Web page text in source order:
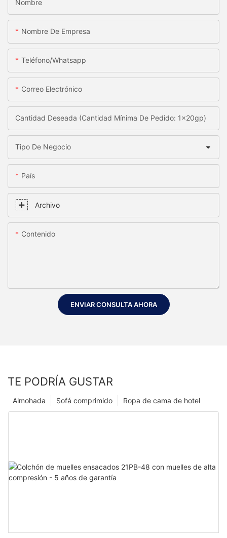
Nombre
Nombre De Empresa
Teléfono/whatsapp
Correo Electrónico
Cantidad Deseada (Cantidad Mínima De Pedido: 1x20gp)
Tipo De Negocio
País
Archivo
Contenido
ENVIAR CONSULTA AHORA
TE PODRÍA GUSTAR
Ropa de cama de hotel
Sofá comprimido
Almohada